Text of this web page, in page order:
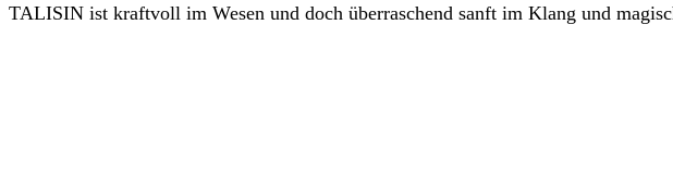
TALISIN ist kraftvoll im Wesen und doch überraschend sanft im Klang und